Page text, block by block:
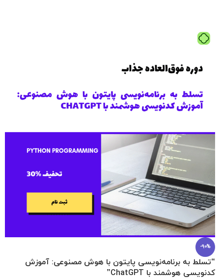
-90%
“تسلط به برنامه‌نویسی پایتون با هوش مصنوعی: آموزش
کدنویسی هوشمند با ChatGPT”